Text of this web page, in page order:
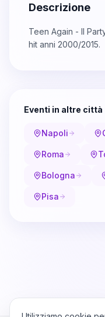
Descrizione
Teen Again - Il
hit anni 2000/2015.
Eventi in altre città
Napoli
Roma
Bologna
Pisa